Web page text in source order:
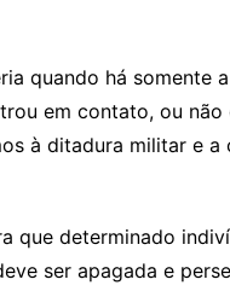
quando há somente
em contato, ou
à ditadura militar e
que determinado
ser apagada e